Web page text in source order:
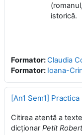
istorică.
Formator:Claudia
Formator: Ioana-
[An1 Sem1]
Citirea atentă a
dicţionarPetit Robert